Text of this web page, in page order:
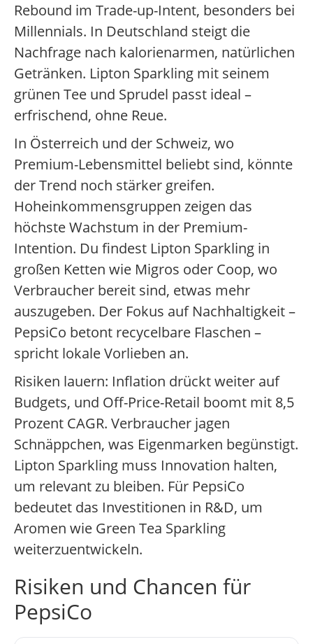
Rebound im Trade-up-Intent, besonders bei
Millennials. In Deutschland steigt die
Nachfrage nach kalorienarmen, natürlichen
Getränken. Lipton Sparkling mit seinem
grünen Tee und Sprudel passt ideal –
erfrischend, ohne Reue.
In Österreich und der Schweiz, wo
Premium-Lebensmittel beliebt sind, könnte
der Trend noch stärker greifen.
Hoheinkommensgruppen zeigen das
höchste Wachstum in der Premium-
Intention. Du findest Lipton Sparkling in
großen Ketten wie Migros oder Coop, wo
Verbraucher bereit sind, etwas mehr
auszugeben. Der Fokus auf Nachhaltigkeit –
PepsiCo betont recycelbare Flaschen –
spricht lokale Vorlieben an.
Risiken lauern: Inflation drückt weiter auf
Budgets, und Off-Price-Retail boomt mit 8,5
Prozent CAGR. Verbraucher jagen
Schnäppchen, was Eigenmarken begünstigt.
Lipton Sparkling muss Innovation halten,
um relevant zu bleiben. Für PepsiCo
bedeutet das Investitionen in R&D, um
Aromen wie Green Tea Sparkling
weiterzuentwickeln.
Risiken und Chancen für
PepsiCo